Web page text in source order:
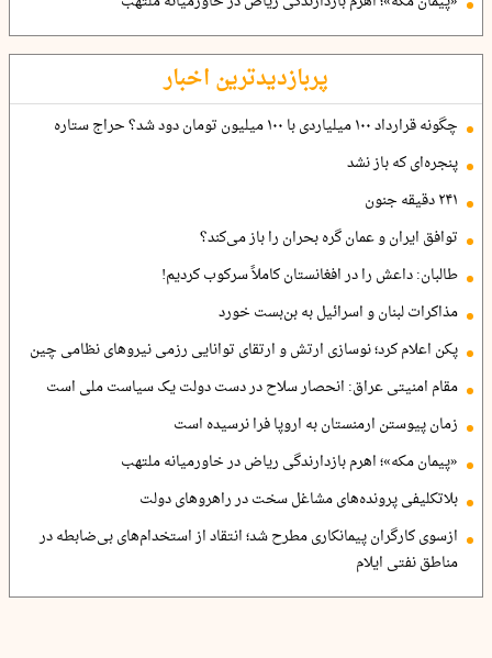
پربازدیدترین اخبار
چگونه قرارداد ۱۰۰ میلیاردی با ۱۰۰ میلیون تومان دود شد؟ حراج ستاره
پنجره‌ای که باز نشد
۲۴۱ دقیقه جنون
توافق ایران و عمان گره بحران را باز می‌کند؟
طالبان: داعش را در افغانستان کاملاً سرکوب کردیم!
مذاکرات لبنان و اسرائیل به بن‌بست خورد
پکن اعلام کرد؛ نوسازی ارتش و ارتقای توانایی رزمی نیروهای نظامی چین
مقام امنیتی عراق: انحصار سلاح در دست دولت یک سیاست ملی است
زمان پیوستن ارمنستان به اروپا فرا نرسیده است
«پیمان مکه»؛ اهرم بازدارندگی ریاض در خاورمیانه ملتهب
بلاتکلیفی پرونده‌های مشاغل سخت در راهروهای دولت
ازسوی کارگران پیمانکاری مطرح شد؛ انتقاد از استخدام‌های بی‌ضابطه در
مناطق نفتی ایلام